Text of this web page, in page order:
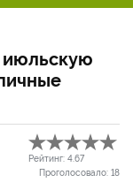
июльскую
Рейтинг: 4.67
Проголосовало: 18